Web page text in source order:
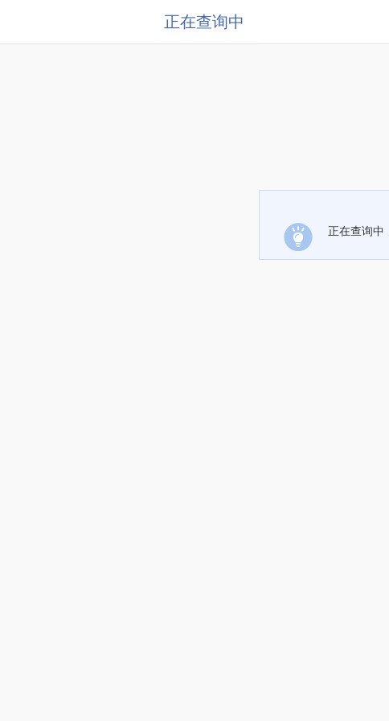
正在查询中
正在查询中